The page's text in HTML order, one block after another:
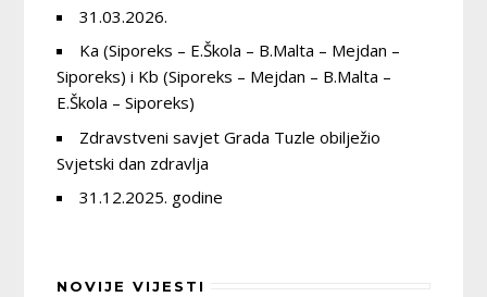
31.03.2026.
Ka (Siporeks – E.Škola – B.Malta – Mejdan –
Siporeks) i Kb (Siporeks – Mejdan – B.Malta –
E.Škola – Siporeks)
Zdravstveni savjet Grada Tuzle obilježio
Svjetski dan zdravlja
31.12.2025. godine
NOVIJE VIJESTI